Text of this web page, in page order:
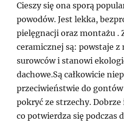
Cieszy się ona sporą
powodów. Jest lekka,
pielęgnacji oraz montażu .
ceramicznej są: powstaje
surowców i stanowi
dachowe.Są całkowicie
przeciwieństwie do
pokryć ze strzechy.
co potwierdza się podczas